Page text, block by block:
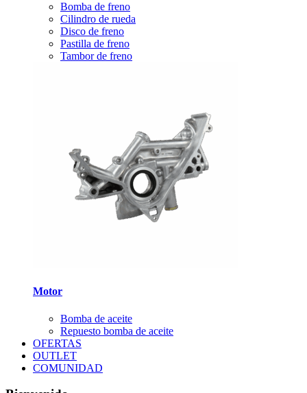
Bomba de freno
Cilindro de rueda
Disco de freno
Pastilla de freno
Tambor de freno
Motor
Bomba de aceite
Repuesto bomba de aceite
OFERTAS
OUTLET
COMUNIDAD